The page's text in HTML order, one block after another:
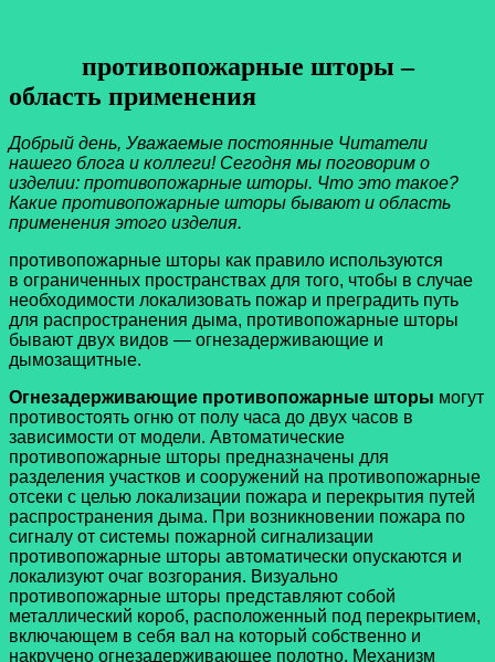
противопожарные шторы –
область применения
Добрый день, Уважаемые постоянные Читатели
нашего блога и коллеги! Сегодня мы поговорим о
изделии: противопожарные шторы. Что это такое?
Какие противопожарные шторы бывают и область
применения этого изделия.
противопожарные шторы как правило используются
в ограниченных пространствах для того, чтобы в случае
необходимости локализовать пожар и преградить путь
для распространения дыма, противопожарные шторы
бывают двух видов — огнезадерживающие и
дымозащитные.
Огнезадерживающие противопожарные шторы могут
противостоять огню от полу часа до двух часов в
зависимости от модели. Автоматические
противопожарные шторы предназначены для
разделения участков и сооружений на противопожарные
отсеки с целью локализации пожара и перекрытия путей
распространения дыма. При возникновении пожара по
сигналу от системы пожарной сигнализации
противопожарные шторы автоматически опускаются и
локализуют очаг возгорания. Визуально
противопожарные шторы представляют собой
металлический короб, расположенный под перекрытием,
включающем в себя вал на который собственно и
накручено огнезадерживающее полотно. Механизм